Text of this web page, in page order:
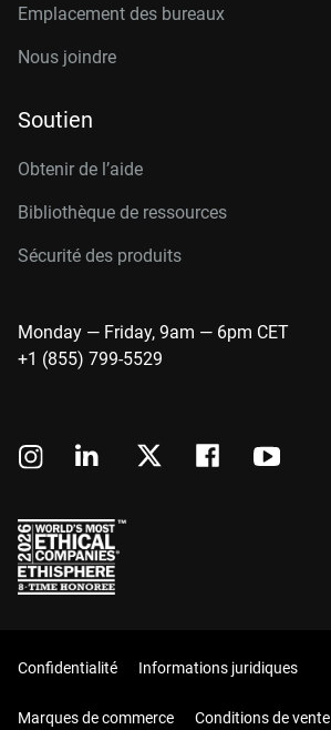
Emplacement des bureaux
Nous joindre
Soutien
Obtenir de l’aide
Bibliothèque de ressources
Sécurité des produits
Monday — Friday, 9am — 6pm CET
+1 (855) 799-5529
Confidentialité Informations juridiques
Marques de commerce Conditions de vente